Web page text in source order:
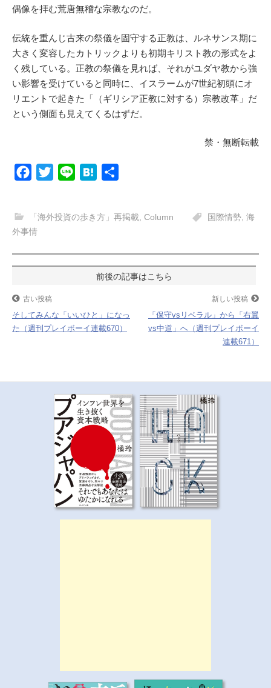
偶像を拝む荒唐無稽な宗教なのだ。
伝統を重んじ古来の祭儀を固守する正教は、ルネサンス期に
大きく変容したカトリックよりも初期キリスト教の形式をよ
く残している。正教の祭儀を見れば、それがユダヤ教から強
い影響を受けていると同時に、イスラームが7世紀初頭にオ
リエントで起きた「（ギリシア正教に対する）宗教改革」だ
という側面も見えてくるはずだ。
禁・無断転載
o
t
e
e
e
a
「海外投資の歩き方」再掲載 Column 国際情勢 海
外事情
稿
ナ
ゲ
古い投稿
そしてみんな「いいひと」になっ
た（週刊プレイボーイ連載670）
新しい投稿
「保守vsリベラル」から「右翼
vs中道」へ（週刊プレイボーイ
連載671）